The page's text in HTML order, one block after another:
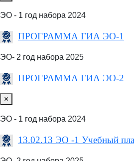
ЭО - 1 год набора 2024
ПРОГРАММА ГИА ЭО-1
ЭО- 2 год набора 2025
ПРОГРАММА ГИА ЭО-2
×
ЭО - 1 год набора 2024
13.02.13 ЭО -1 Учебный